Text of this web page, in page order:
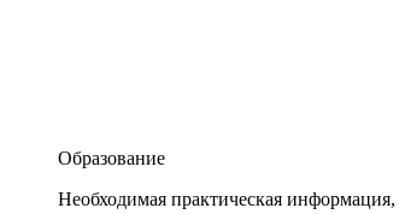
Образование
Необходимая практическая